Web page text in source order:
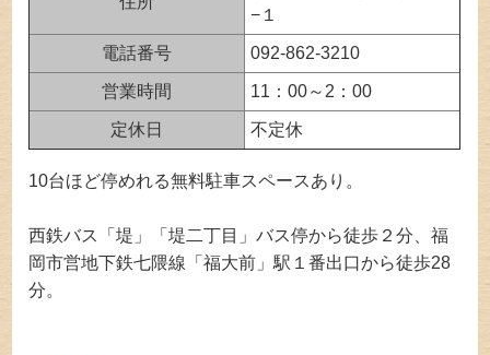
−１
電話番号 092-862-3210
営業時間 11：00～2：00
定休日 不定休
10台ほど停めれる無料駐車スペースあり。
西鉄バス「堤」「堤二丁目」バス停から徒歩２分、福
岡市営地下鉄七隈線「福大前」駅１番出口から徒歩28
分。